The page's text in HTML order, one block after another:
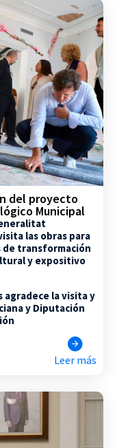
del proyecto
Municipal
las obras para
de transformación
y expositivo
agradece la visita y
y Diputación
Leer más